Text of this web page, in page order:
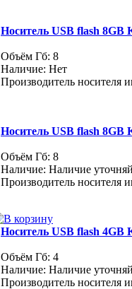
Носитель USB flash 8GB
Объём Гб: 8
Наличие: Нет
Производитель носителя
Носитель USB flash 8GB
Объём Гб: 8
Наличие: Наличие
Производитель носителя
Носитель USB flash 4GB
Объём Гб: 4
Наличие: Наличие
Производитель носителя